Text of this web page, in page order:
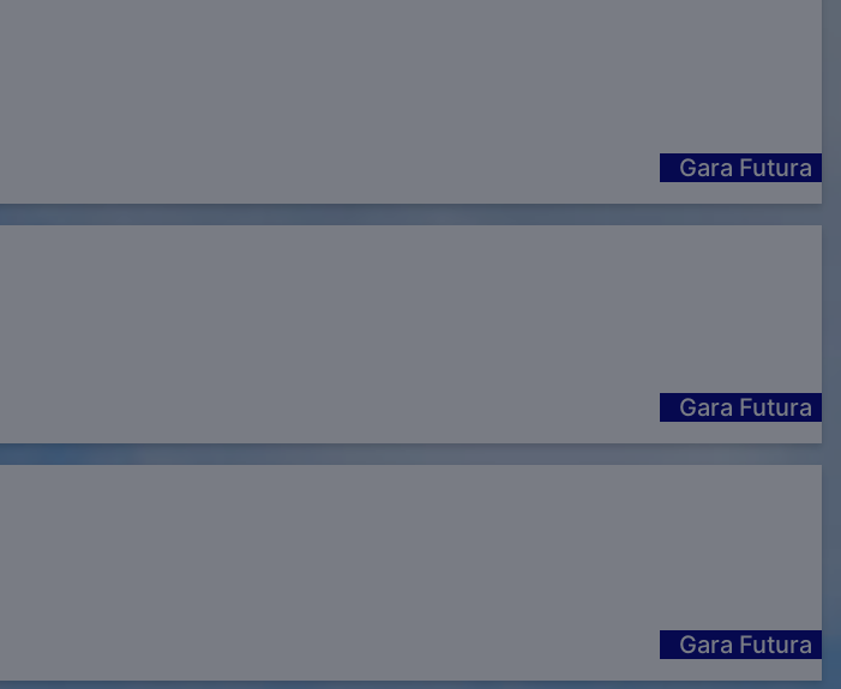
Gara Futura
Gara Futura
Gara Futura